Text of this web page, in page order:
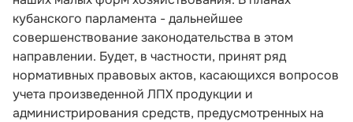
кубанского парламента - дальнейшее
совершенствование законодательства в этом
направлении. Будет, в частности, принят ряд
нормативных правовых актов, касающихся вопросов
учета произведенной ЛПХ продукции и
администрирования средств, предусмотренных на